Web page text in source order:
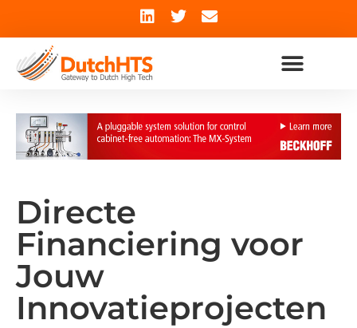
Directe
Financiering voor
Jouw
Innovatieprojecten